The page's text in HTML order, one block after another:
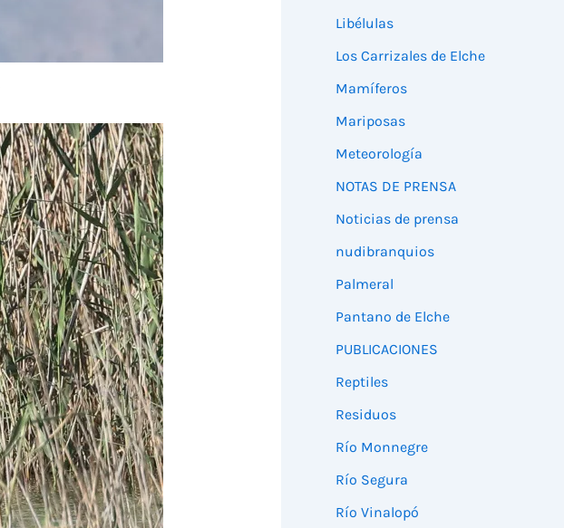
Libélulas
Los Carrizales de Elche
Mamíferos
Mariposas
Meteorología
NOTAS DE PRENSA
Noticias de prensa
nudibranquios
Palmeral
Pantano de Elche
PUBLICACIONES
Reptiles
Residuos
Río Monnegre
Río Segura
Río Vinalopó